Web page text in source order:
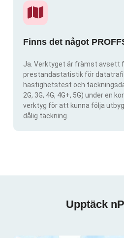
Finns det något
Ja. Verktyget är främst avsett
prestandastatistik för
hastighetstest och
2G, 3G, 4G, 4G+, 5G) under
verktyg för att kunna följa
dålig täckning.
Upptäck